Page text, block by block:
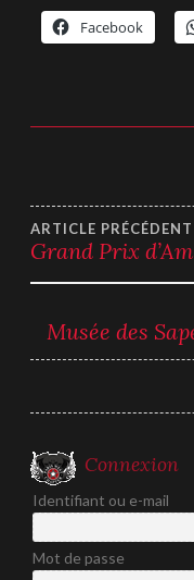
Facebook
de
l’article
ARTICLE PRÉCÉDENT
Grand Prix
Musée des
Connexion
Identifiant ou e-mail
Mot de passe